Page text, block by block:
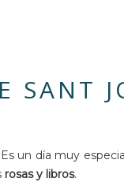
SANT
un día muy
rosas y libros.